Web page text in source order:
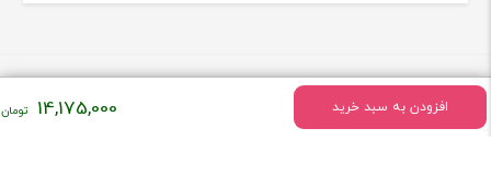
افزودن به سبد خرید 14,175,000
درباره فروشگاه تهران ضبط